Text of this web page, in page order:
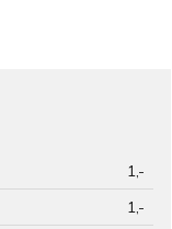
1,-
1,-